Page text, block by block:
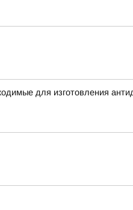
для изготовления